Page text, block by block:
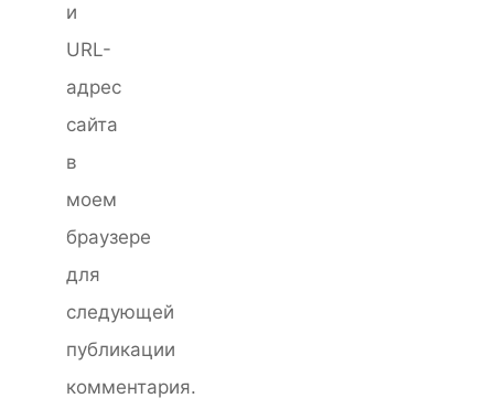
и
URL-
адрес
сайта
в
моем
браузере
для
следующей
публикации
комментария.